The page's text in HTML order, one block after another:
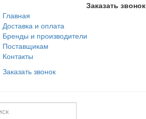
Заказать звонок
Главная
Доставка и оплата
Бренды и производители
Поставщикам
Контакты
Заказать звонок